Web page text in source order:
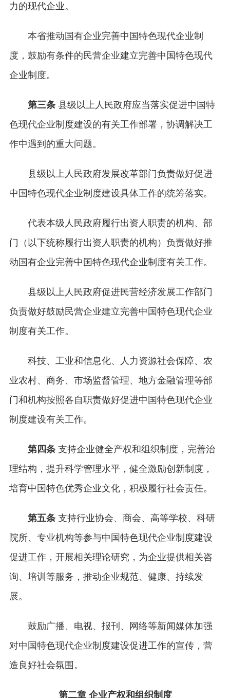
力的现代企业。
本省推动国有企业完善中国特色现代企业制
度，鼓励有条件的民营企业建立完善中国特色现代
企业制度。
第三条县级以上人民政府应当落实促进中国特
色现代企业制度建设的有关工作部署，协调解决工
作中遇到的重大问题。
县级以上人民政府发展改革部门负责做好促进
中国特色现代企业制度建设具体工作的统筹落实。
代表本级人民政府履行出资人职责的机构、部
门（以下统称履行出资人职责的机构）负责做好推
动国有企业完善中国特色现代企业制度有关工作。
县级以上人民政府促进民营经济发展工作部门
负责做好鼓励民营企业建立完善中国特色现代企业
制度有关工作。
科技、工业和信息化、人力资源社会保障、农
业农村、商务、市场监督管理、地方金融管理等部
门和机构按照各自职责做好促进中国特色现代企业
制度建设有关工作。
第四条支持企业健全产权和组织制度，完善治
理结构，提升科学管理水平，健全激励创新制度，
培育中国特色优秀企业文化，积极履行社会责任。
第五条支持行业协会、商会、高等学校、科研
院所、专业机构等参与中国特色现代企业制度建设
促进工作，开展相关理论研究，为企业提供相关咨
询、培训等服务，推动企业规范、健康、持续发
展。
鼓励广播、电视、报刊、网络等新闻媒体加强
对中国特色现代企业制度建设促进工作的宣传，营
造良好社会氛围。
第二章 企业产权和组织制度